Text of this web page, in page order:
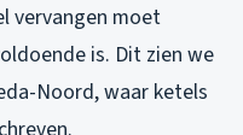
vervangen moet
is. Dit zien we
Noord, waar ketels